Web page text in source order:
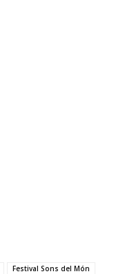
Festival Sons del Món